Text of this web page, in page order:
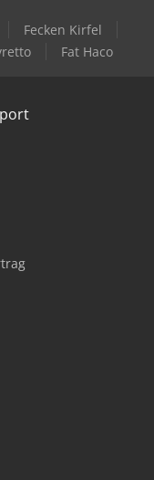
Fecken Kirfel
Fat Haco